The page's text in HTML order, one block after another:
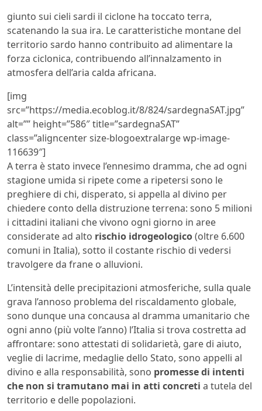
giunto sui cieli sardi il ciclone ha toccato terra,
scatenando la sua ira. Le caratteristiche montane del
territorio sardo hanno contribuito ad alimentare la
forza ciclonica, contribuendo all’innalzamento in
atmosfera dell’aria calda africana.
[img
src=”https://media.ecoblog.it/8/824/sardegnaSAT.jpg”
alt=”” height=”586″ title=”sardegnaSAT”
class=”aligncenter size-blogoextralarge wp-image-
116639″]
A terra è stato invece l’ennesimo dramma, che ad ogni
stagione umida si ripete come a ripetersi sono le
preghiere di chi, disperato, si appella al divino per
chiedere conto della distruzione terrena: sono 5 milioni
i cittadini italiani che vivono ogni giorno in aree
considerate ad alto rischio idrogeologico(oltre 6.600
comuni in Italia), sotto il costante rischio di vedersi
travolgere da frane o alluvioni.
L’intensità delle precipitazioni atmosferiche, sulla quale
grava l’annoso problema del riscaldamento globale,
sono dunque una concausa al dramma umanitario che
ogni anno (più volte l’anno) l’Italia si trova costretta ad
affrontare: sono attestati di solidarietà, gare di aiuto,
veglie di lacrime, medaglie dello Stato, sono appelli al
divino e alla responsabilità, sono promesse di intenti
che non si tramutano mai in atti concreti a tutela del
territorio e delle popolazioni.